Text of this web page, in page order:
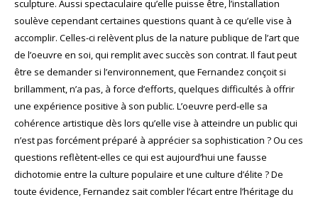
sculpture. Aussi spectaculaire qu’elle puisse être, l’installation
soulève cependant certaines questions quant à ce qu’elle vise à
accomplir. Celles-ci relèvent plus de la nature publique de l’art que
de l’oeuvre en soi, qui remplit avec succès son contrat. Il faut peut
être se demander si l’environnement, que Fernandez conçoit si
brillamment, n’a pas, à force d’efforts, quelques difficultés à offrir
une expérience positive à son public. L’oeuvre perd-elle sa
cohérence artistique dès lors qu’elle vise à atteindre un public qui
n’est pas forcément préparé à apprécier sa sophistication ? Ou ces
questions reflètent-elles ce qui est aujourd’hui une fausse
dichotomie entre la culture populaire et une culture d’élite ? De
toute évidence, Fernandez sait combler l’écart entre l’héritage du